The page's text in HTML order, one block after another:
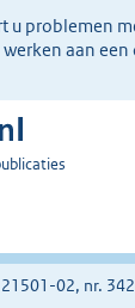
u problemen
aan een
02, nr.